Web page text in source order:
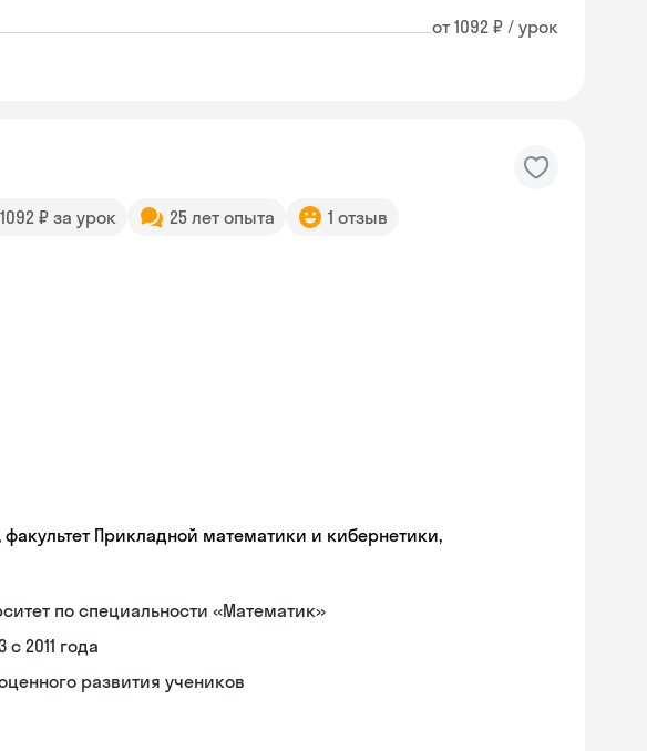
от 1092 ₽ / урок
₽ за урок 25 лет опыта 1 отзыв
Прикладной математики и кибернетики,
по специальности «Математик»
2011 года
развития учеников